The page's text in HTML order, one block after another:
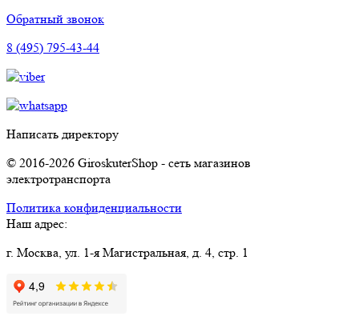
Обратный звонок
8 (495) 795-43-44
Написать директору
© 2016-2026 GiroskuterShop - сеть магазинов
электротранспорта
Политика конфиденциальности
Наш адрес:
г. Москва, ул. 1-я Магистральная, д. 4, стр. 1